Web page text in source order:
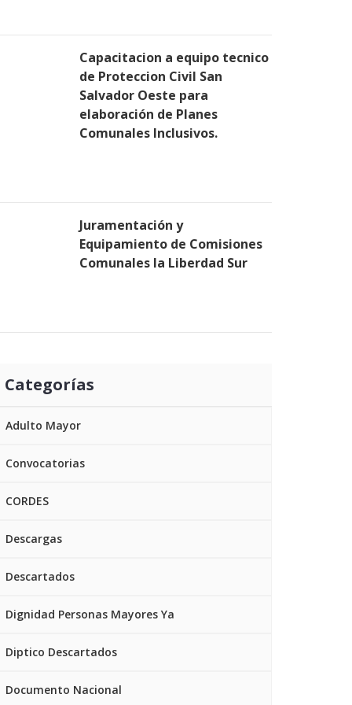
Capacitacion a equipo tecnico
de Proteccion Civil San
Salvador Oeste para
elaboración de Planes
Comunales Inclusivos.
Juramentación y
Equipamiento de Comisiones
Comunales la Liberdad Sur
Categorías
Adulto Mayor
Convocatorias
CORDES
Descargas
Descartados
Dignidad Personas Mayores Ya
Diptico Descartados
Documento Nacional